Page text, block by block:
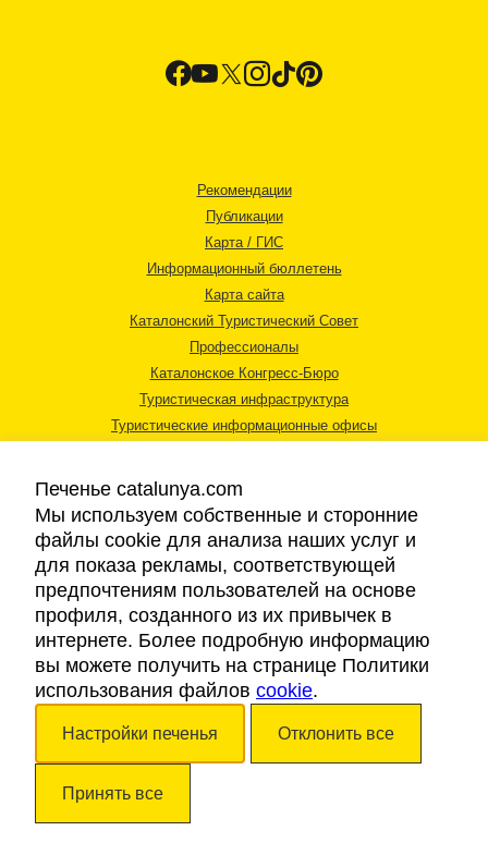
Рекомендации
Публикации
Карта / ГИС
Информационный бюллетень
Карта сайта
Каталонский Туристический Совет
Профессионалы
Каталонское Конгресс-Бюро
Туристическая инфраструктура
Туристические информационные офисы
Правовая информация
Cookies
Доступность
Авторские права © 2026. Каталонский Туристический Совет. Все права
Печенье catalunya.com
Мы используем собственные и сторонние
файлы cookie для анализа наших услуг и
для показа рекламы, соответствующей
предпочтениям пользователей на основе
профиля, созданного из их привычек в
интернете. Более подробную информацию
вы можете получить на странице Политики
использования файлов cookie.
Настройки печенья Отклонить все
Принять все